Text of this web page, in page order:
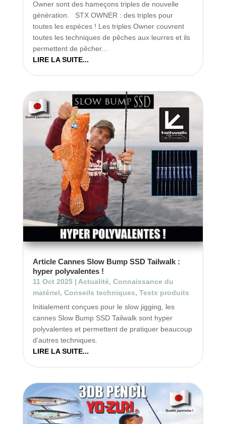
Owner sont des hameçons triples de nouvelle
génération. STX OWNER : des triples pour
toutes les espèces ! Les triples Owner couvrent
toutes les techniques de pêches aux leurres et ils
permettent de pêcher...
LIRE LA SUITE...
Article Cannes Slow Bump SSD Tailwalk :
hyper polyvalentes !
11 Oct 2025| Actualité, Connaissance du
matériel, Conseils techniques, Tests produits
Initialement conçues pour le slow jigging, les
cannes Slow Bump SSD Tailwalk sont hyper
polyvalentes et permettent de pratiquer beaucoup
d’autres techniques.
LIRE LA SUITE...